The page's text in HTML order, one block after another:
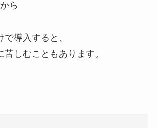
ら
導入すると、
しむこともあります。